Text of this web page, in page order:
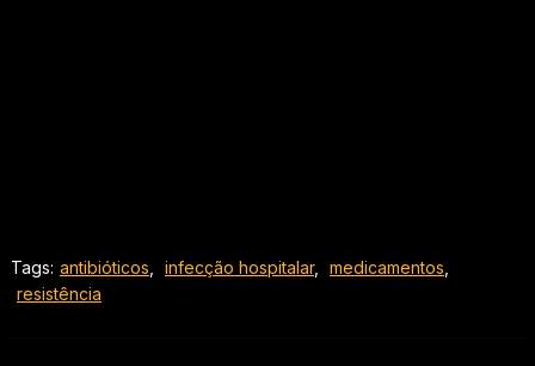
Tags: antibióticos infecção hospitalar, medicamentos
resistência